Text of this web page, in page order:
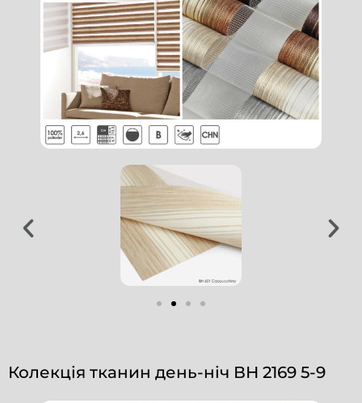
Колекція тканин день-ніч ВН 2169 5-9